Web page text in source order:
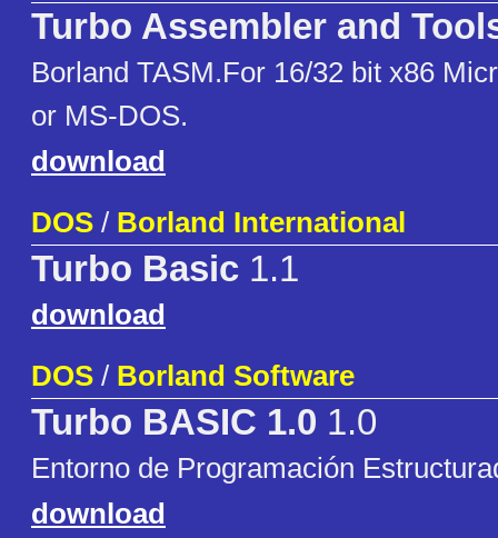
Turbo Assembler and
Borland TASM.For 16/32 bit x86
or MS-DOS.
download
DOS / Borland International
Turbo Basic 1.1
download
DOS / Borland Software
Turbo BASIC 1.0 1.0
Entorno de Programación
download